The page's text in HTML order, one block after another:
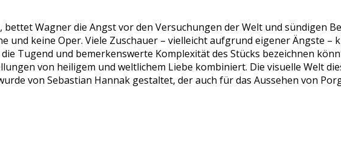
Wagner die Angst vor den Versuchungen der Welt und sündigen
und keine Oper. Viele Zuschauer – vielleicht aufgrund eigener Ängste
Tugend und bemerkenswerte Komplexität des Stücks bezeichnen
von heiligem und weltlichem Liebe kombiniert. Die visuelle Welt
von Sebastian Hannak gestaltet, der auch für das Aussehen von